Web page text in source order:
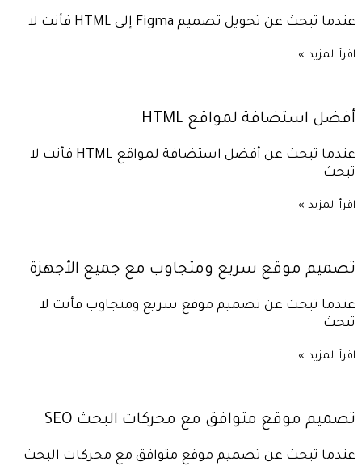
عندما تبحث عن تحويل تصميم Figma إلى HTML فأنت لا
اقرأ المزيد »
أفضل استضافة لمواقع HTML
عندما تبحث عن أفضل استضافة لمواقع HTML فأنت لا
تبحث
اقرأ المزيد »
تصميم موقع سريع ومتجاوب مع جميع الأجهزة
عندما تبحث عن تصميم موقع سريع ومتجاوب فأنت لا
تبحث
اقرأ المزيد »
تصميم موقع متوافق مع محركات البحث SEO
عندما تبحث عن تصميم موقع متوافق مع محركات البحث